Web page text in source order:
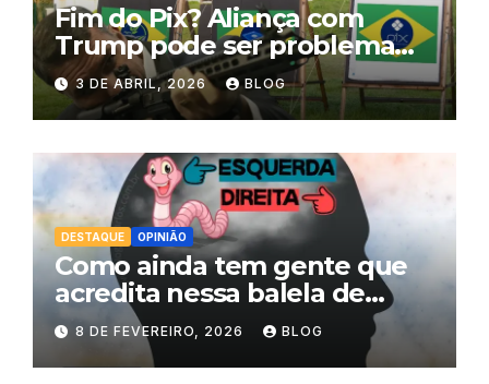
Fim do Pix? Aliança com
Trump pode ser problema
para Flávio Bolsonaro
3 DE ABRIL, 2026 BLOG
DESTAQUE OPINIÃO
Como ainda tem gente que
acredita nessa balela de
esquerda comunista e direita
libertária?
8 DE FEVEREIRO, 2026 BLOG